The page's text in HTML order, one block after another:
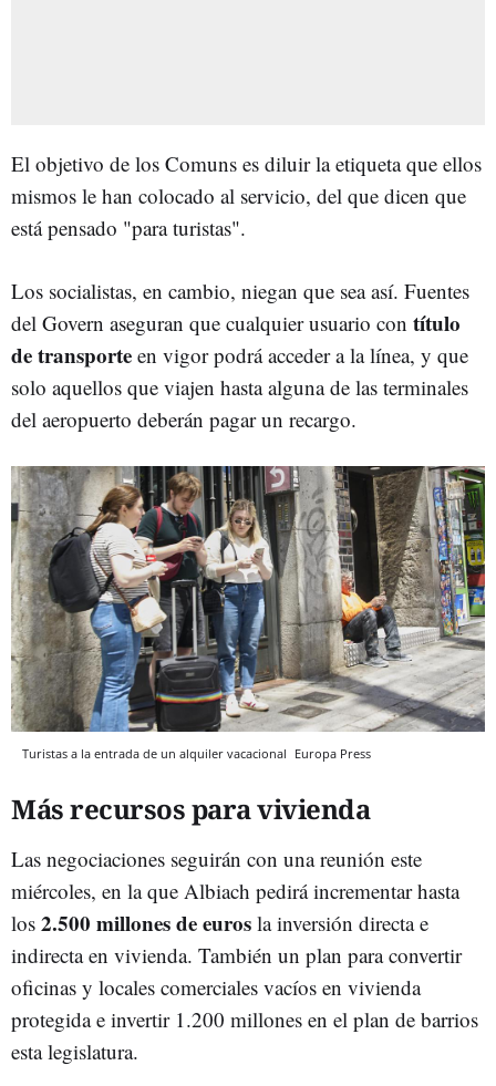
El objetivo de los Comuns es diluir la etiqueta que ellos
mismos le han colocado al servicio, del que dicen que
está pensado "para turistas".
Los socialistas, en cambio, niegan que sea así. Fuentes
del Govern aseguran que cualquier usuario con título
de transporte en vigor podrá acceder a la línea, y que
solo aquellos que viajen hasta alguna de las terminales
del aeropuerto deberán pagar un recargo.
Turistas a la entrada de un alquiler vacacional Europa Press
Más recursos para vivienda
Las negociaciones seguirán con una reunión este
miércoles, en la que Albiach pedirá incrementar hasta
los 2.500 millones de euros la inversión directa e
indirecta en vivienda. También un plan para convertir
oficinas y locales comerciales vacíos en vivienda
protegida e invertir 1.200 millones en el plan de barrios
esta legislatura.